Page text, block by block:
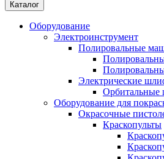
Каталог
Оборудование
Электроинструмент
Полировальные
Электрические
Орбитальные
Оборудование для
Окрасочные
Краскопульты